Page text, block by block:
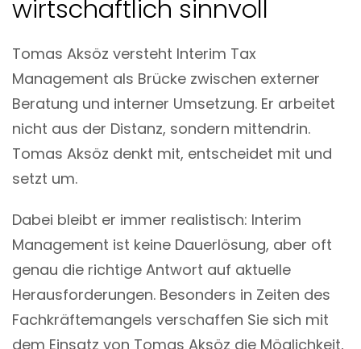
wirtschaftlich sinnvoll
Tomas Aksöz versteht Interim Tax
Management als Brücke zwischen externer
Beratung und interner Umsetzung. Er arbeitet
nicht aus der Distanz, sondern mittendrin.
Tomas Aksöz denkt mit, entscheidet mit und
setzt um.
Dabei bleibt er immer realistisch: Interim
Management ist keine Dauerlösung, aber oft
genau die richtige Antwort auf aktuelle
Herausforderungen. Besonders in Zeiten des
Fachkräftemangels verschaffen Sie sich mit
dem Einsatz von Tomas Aksöz die Möglichkeit,